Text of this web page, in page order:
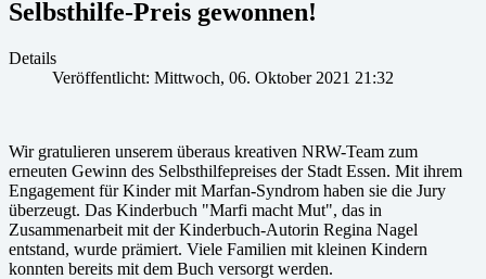
Selbsthilfe-Preis gewonnen!
Details
Veröffentlicht: Mittwoch, 06. Oktober 2021 21:32
Wir gratulieren unserem überaus kreativen NRW-Team zum
erneuten Gewinn des Selbsthilfepreises der Stadt Essen. Mit ihrem
Engagement für Kinder mit Marfan-Syndrom haben sie die Jury
überzeugt. Das Kinderbuch "Marfi macht Mut", das in
Zusammenarbeit mit der Kinderbuch-Autorin Regina Nagel
entstand, wurde prämiert. Viele Familien mit kleinen Kindern
konnten bereits mit dem Buch versorgt werden.